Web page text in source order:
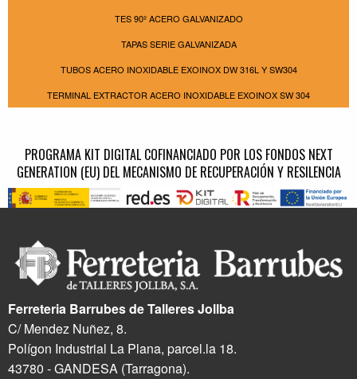
TES 90º ACERO GALVANIZADO
TAPAS SERIE GALVANIZADA
TUBOS ACERO INOXIDABLE EXOINOX DW 316L Y SW304
TERMINAL EXTRACTOR ACERO INOXIDABLE EXOINOX SW 304
PROGRAMA KIT DIGITAL COFINANCIADO POR LOS FONDOS NEXT
GENERATION (EU) DEL MECANISMO DE RECUPERACIÓN Y RESILENCIA
Ferreteria Barrubes de Talleres Jollba
C/ Mendez Nuñez, 8.
Polígon Industrial La Plana, parcel.la 18.
43780 - GANDESA (Tarragona).